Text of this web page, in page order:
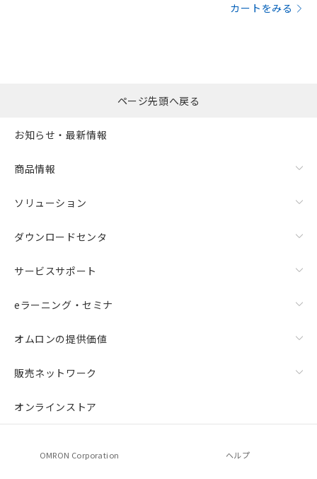
カートをみる
ページ先頭へ戻る
お知らせ・最新情報
商品情報
ソリューション
ダウンロードセンタ
サービスサポート
eラーニング・セミナ
オムロンの提供価値
販売ネットワーク
オンラインストア
OMRON Corporation ヘルプ